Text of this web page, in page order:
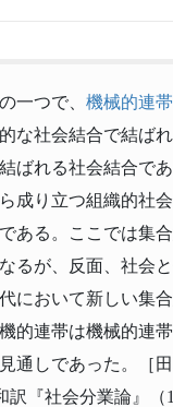
一つで、 機械的連帯
な社会結合で結ば
ばれる社会結合で
成り立つ組織的社
ある。ここでは集
るが、反面、社会
において新しい集
的連帯は機械的連
通しであった。［田
訳『社会分業論』（